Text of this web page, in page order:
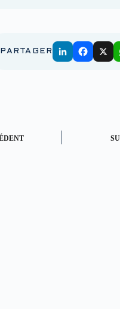
PARTAGER